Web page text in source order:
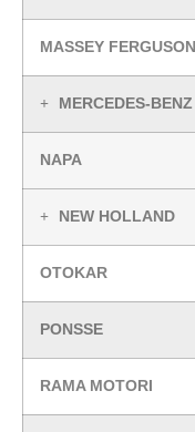
MASSEY FERGUSON
MERCEDES-BENZ
NAPA
NEW HOLLAND
OTOKAR
PONSSE
RAMA MOTORI